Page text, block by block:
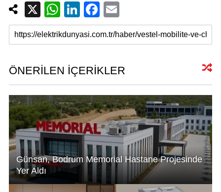
X
W
h
at
A
p
p
Li
n
k
dI
n
F
a
c
b
o
o
k
m
ail
ÖNERİLEN İÇERİKLER
Günsan, Bodrum Memorial Hastane Projesinde
Yer Aldı